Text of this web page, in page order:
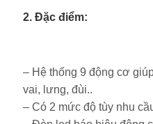
2. Đặc điểm:
– Hệ thống 9 động cơ
vai, lưng, đùi..
– Có 2 mức độ tùy nhu